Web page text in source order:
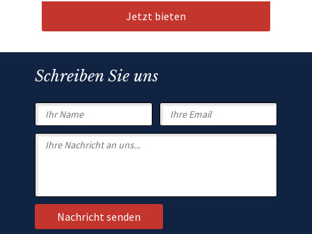
Jetzt bieten
Schreiben Sie uns